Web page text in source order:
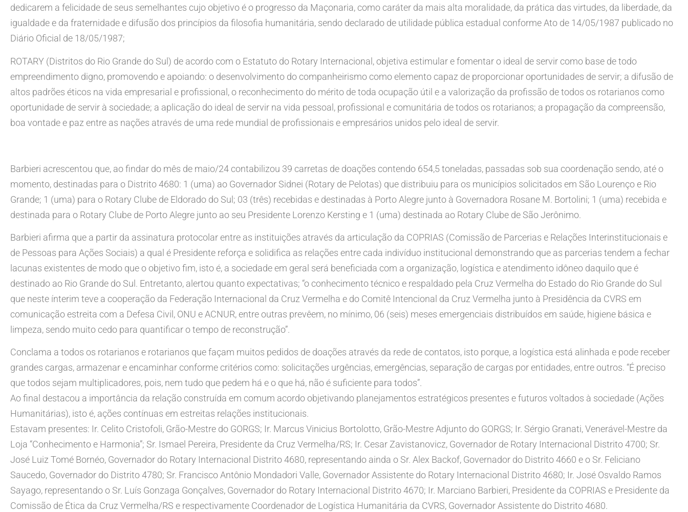
dedicarem a felicidade de seus semelhantes cujo objetivo é o progresso da Maçonaria, como caráter da mais alta moralidade, da prática das virtudes, da liberdade, da
igualdade e da fraternidade e difusão dos princípios da filosofia humanitária, sendo declarado de utilidade pública estadual conforme Ato de 14/05/1987 publicado no
Diário Oficial de 18/05/1987;
ROTARY (Distritos do Rio Grande do Sul) de acordo com o Estatuto do Rotary Internacional, objetiva estimular e fomentar o ideal de servir como base de todo
empreendimento digno, promovendo e apoiando: o desenvolvimento do companheirismo como elemento capaz de proporcionar oportunidades de servir; a difusão de
altos padrões éticos na vida empresarial e profissional, o reconhecimento do mérito de toda ocupação útil e a valorização da profissão de todos os rotarianos como
oportunidade de servir à sociedade; a aplicação do ideal de servir na vida pessoal, profissional e comunitária de todos os rotarianos; a propagação da compreensão,
boa vontade e paz entre as nações através de uma rede mundial de profissionais e empresários unidos pelo ideal de servir.
Barbieri acrescentou que, ao findar do mês de maio/24 contabilizou 39 carretas de doações contendo 654,5 toneladas, passadas sob sua coordenação sendo, até o
momento, destinadas para o Distrito 4680: 1 (uma) ao Governador Sidnei (Rotary de Pelotas) que distribuiu para os municípios solicitados em São Lourenço e Rio
Grande; 1 (uma) para o Rotary Clube de Eldorado do Sul; 03 (três) recebidas e destinadas à Porto Alegre junto à Governadora Rosane M. Bortolini; 1 (uma) recebida e
destinada para o Rotary Clube de Porto Alegre junto ao seu Presidente Lorenzo Kersting e 1 (uma) destinada ao Rotary Clube de São Jerônimo.
Barbieri afirma que a partir da assinatura protocolar entre as instituições através da articulação da COPRIAS (Comissão de Parcerias e Relações Interinstitucionais e
de Pessoas para Ações Sociais) a qual é Presidente reforça e solidifica as relações entre cada indivíduo institucional demonstrando que as parcerias tendem a fechar
lacunas existentes de modo que o objetivo fim, isto é, a sociedade em geral será beneficiada com a organização, logística e atendimento idôneo daquilo que é
destinado ao Rio Grande do Sul. Entretanto, alertou quanto expectativas; “o conhecimento técnico e respaldado pela Cruz Vermelha do Estado do Rio Grande do Sul
que neste ínterim teve a cooperação da Federação Internacional da Cruz Vermelha e do Comitê Intencional da Cruz Vermelha junto à Presidência da CVRS em
comunicação estreita com a Defesa Civil, ONU e ACNUR, entre outras prevêem, no mínimo, 06 (seis) meses emergenciais distribuídos em saúde, higiene básica e
limpeza, sendo muito cedo para quantificar o tempo de reconstrução”.
Conclama a todos os rotarianos e rotarianos que façam muitos pedidos de doações através da rede de contatos, isto porque, a logística está alinhada e pode receber
grandes cargas, armazenar e encaminhar conforme critérios como: solicitações urgências, emergências, separação de cargas por entidades, entre outros. “É preciso
que todos sejam multiplicadores, pois, nem tudo que pedem há e o que há, não é suficiente para todos”.
Ao final destacou a importância da relação construída em comum acordo objetivando planejamentos estratégicos presentes e futuros voltados à sociedade (Ações
Humanitárias), isto é, ações contínuas em estreitas relações institucionais.
Estavam presentes: Ir. Celito Cristofoli, Grão-Mestre do GORGS; Ir. Marcus Vinicius Bortolotto, Grão-Mestre Adjunto do GORGS; Ir. Sérgio Granati, Venerável-Mestre da
Loja “Conhecimento e Harmonia”; Sr. Ismael Pereira, Presidente da Cruz Vermelha/RS; Ir. Cesar Zavistanovicz, Governador de Rotary Internacional Distrito 4700; Sr.
José Luiz Tomé Bornéo, Governador do Rotary Internacional Distrito 4680, representando ainda o Sr. Alex Backof, Governador do Distrito 4660 e o Sr. Feliciano
Saucedo, Governador do Distrito 4780; Sr. Francisco Antônio Mondadori Valle, Governador Assistente do Rotary Internacional Distrito 4680; Ir. José Osvaldo Ramos
Sayago, representando o Sr. Luís Gonzaga Gonçalves, Governador do Rotary Internacional Distrito 4670; Ir. Marciano Barbieri, Presidente da COPRIAS e Presidente da
Comissão de Ética da Cruz Vermelha/RS e respectivamente Coordenador de Logística Humanitária da CVRS, Governador Assistente do Distrito 4680.